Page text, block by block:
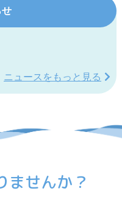
せ
ニュースをもっと見る
ませんか？